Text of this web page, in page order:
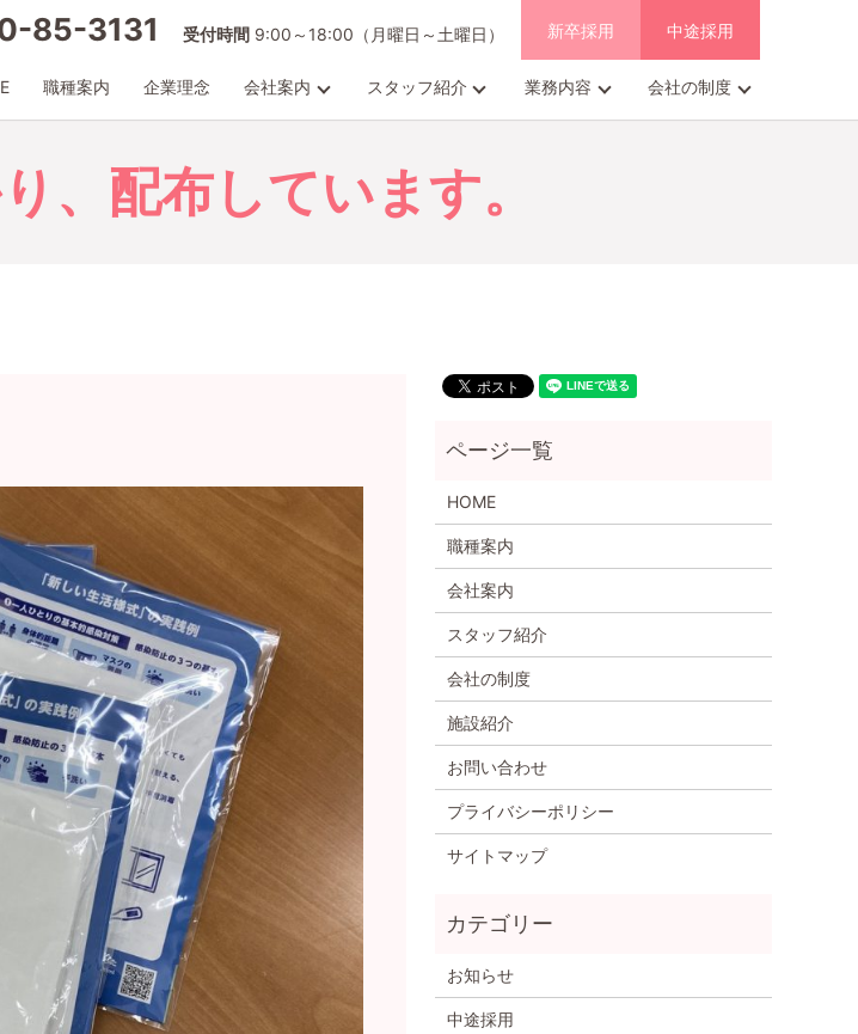
85-3131 受付時間 9:00～18:00（月曜日～土曜日） 新卒採用 中途採用
職種案内 企業理念 会社案内 スタッフ紹介 業務内容 会社の制度
、配布しています。
HOME
職種案内
会社案内
スタッフ紹介
会社の制度
施設紹介
お問い合わせ
プライバシーポリシー
サイトマップ
お知らせ
中途採用